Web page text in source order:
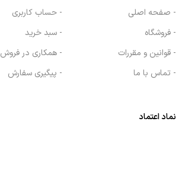
- صفحه اصلی
- فروشگاه
- قوانین و مقررات
- تماس با ما
- حساب کاربری
- سبد خرید
- همکاری در فروش
- پیگیری سفارش
نماد اعتماد